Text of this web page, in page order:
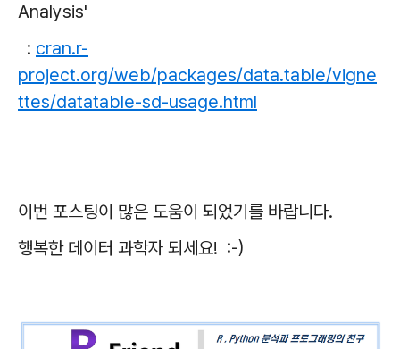
Analysis'
: cran.r-
project.org/web/packages/data.table/vigne
ttes/datatable-sd-usage.html
이번 포스팅이 많은 도움이 되었기를 바랍니다.
행복한 데이터 과학자 되세요! :-)